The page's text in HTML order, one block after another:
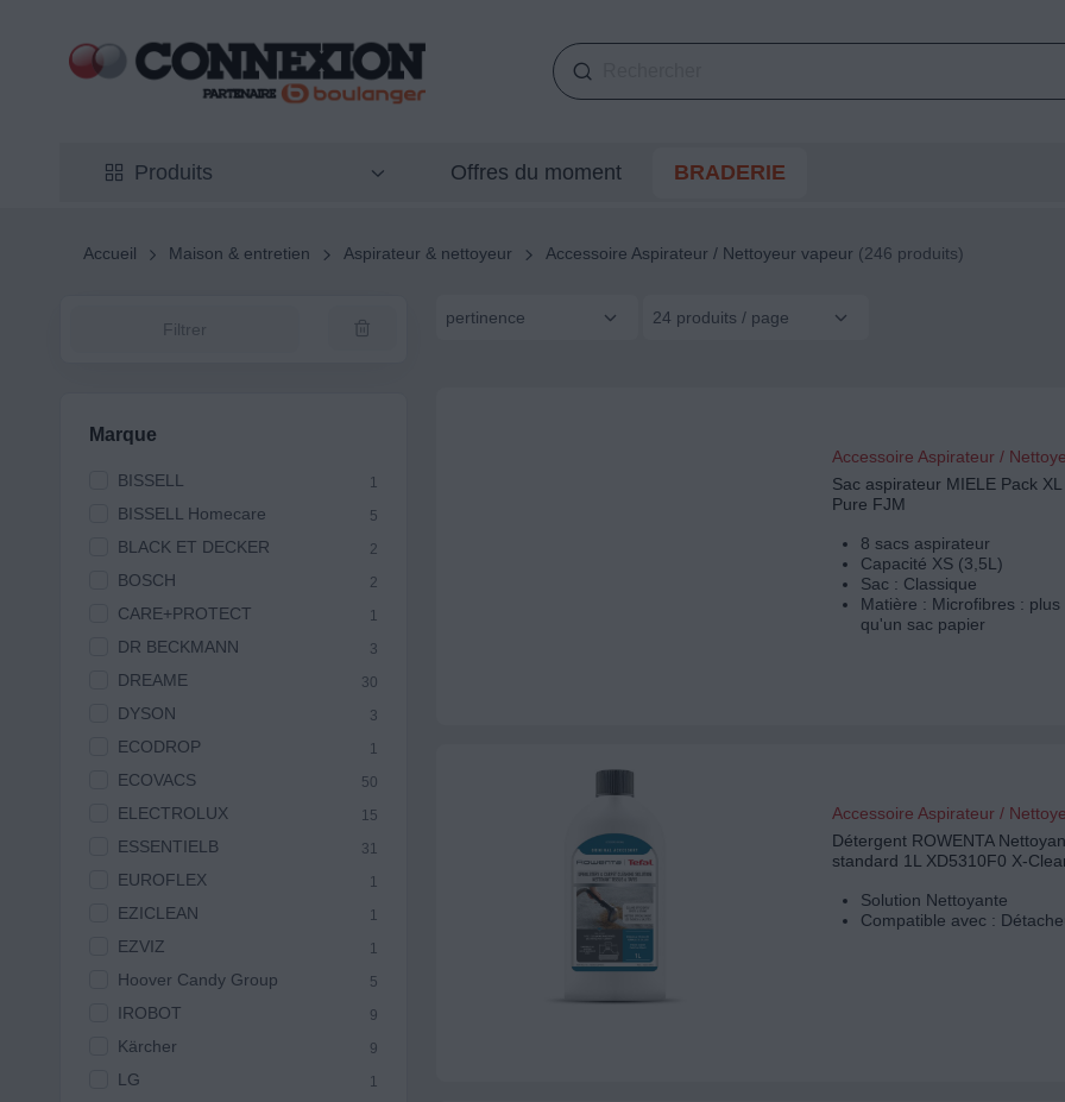
Produits Offres du moment BRADERIE
Accueil Maison & entretien Aspirateur & nettoyeur Accessoire Aspirateur / Nettoyeur vapeur (246 produits)
Filtrer
Marque
BISSELL 1
BISSELL Homecare 5
BLACK ET DECKER 2
BOSCH 2
CARE+PROTECT 1
DR BECKMANN 3
DREAME 30
DYSON 3
ECODROP 1
ECOVACS 50
ELECTROLUX 15
ESSENTIELB 31
EUROFLEX 1
EZICLEAN 1
EZVIZ 1
Hoover Candy Group 5
IROBOT 9
Kärcher 9
LG 1
pertinence 24 produits / page
Accessoire Aspirateur /
Sac aspirateur MIELE Pack
Pure FJM
8 sacs aspirateur
Capacité XS (3,5L)
Sac : Classique
Matière : Microfibres : plus
qu'un sac papier
Accessoire Aspirateur /
Détergent ROWENTA
standard 1L XD5310F0 X-
Solution Nettoyante
Compatible avec :